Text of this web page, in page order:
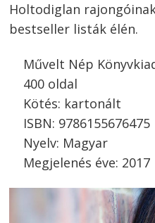
Holtodiglan
bestseller listák élén.
Művelt Nép
400 oldal
Kötés: kartonált
ISBN: 9786155676475
Nyelv: Magyar
Megjelenés éve: 2017